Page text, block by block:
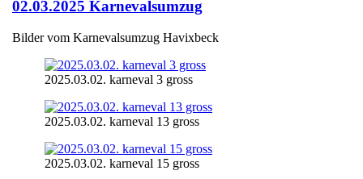
02.03.2025 Karnevalsumzug
Bilder vom Karnevalsumzug Havixbeck
2025.03.02. karneval 3 gross
2025.03.02. karneval 13 gross
2025.03.02. karneval 15 gross